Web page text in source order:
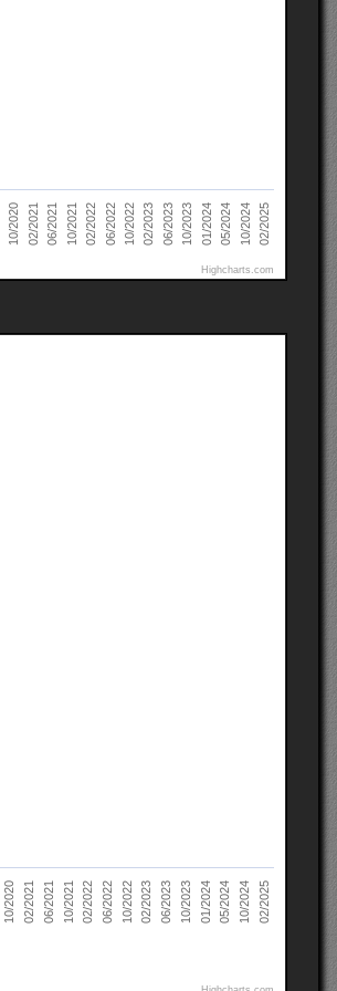
10/2020 02/2021 06/2021 10/2021 02/2022 06/2022 10/2022 02/2023 06/2023 10/2023 01/2024 05/2024 10/2024 02/2025
Highcharts.com
10/2020 02/2021 06/2021 10/2021 02/2022 06/2022 10/2022 02/2023 06/2023 10/2023 01/2024 05/2024 10/2024 02/2025